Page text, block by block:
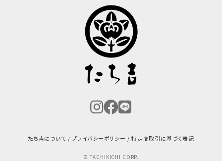
たち吉について プライバシーポリシー 特定商取引に基づく表記
© TACHIKICHI CORP.